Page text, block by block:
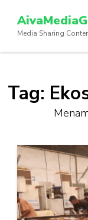
konten
(Tekan
Media Sharing
Tag: